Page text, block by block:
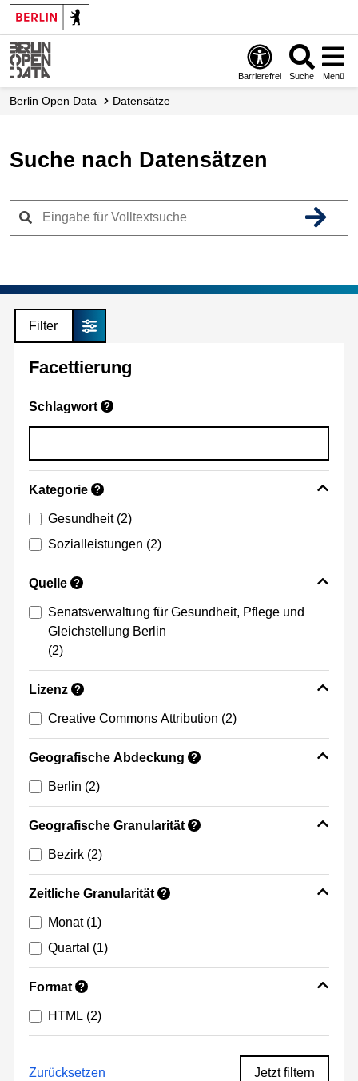
Skip
to
main
content
Barrierefrei Suche Menü
Berlin Open Data Datensätze
Suche nach Datensätzen
Filter
Facettierung
Schlagwort ?
Kategorie ?
Gesundheit (2)
Sozialleistungen (2)
Quelle ?
Senatsverwaltung für Gesundheit, Pflege und
Gleichstellung Berlin
(2)
Lizenz ?
Creative Commons Attribution (2)
Geografische Abdeckung ?
Berlin (2)
Geografische Granularität ?
Bezirk (2)
Zeitliche Granularität ?
Monat (1)
Quartal (1)
Format ?
HTML (2)
Zurücksetzen Jetzt filtern